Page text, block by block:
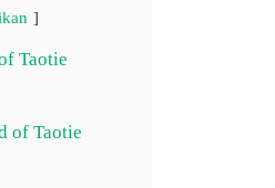
Taotie
of Taotie